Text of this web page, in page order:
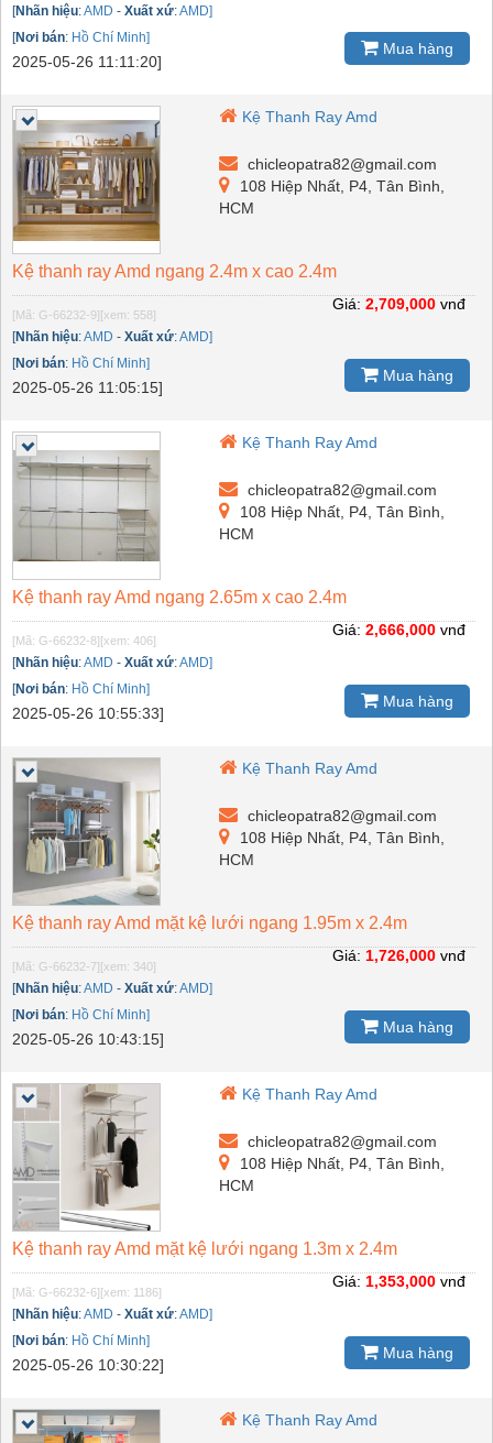
[Nhãn hiệu:AMD - Xuất xứ:AMD]
[Nơi bán: Hồ Chí Minh]
2025-05-26 11:11:20]
Mua hàng
Kệ Thanh Ray Amd
chicleopatra82@gmail.com
108 Hiệp Nhất, P4, Tân Bình,
HCM
Kệ thanh ray Amd ngang 2.4m x cao 2.4m
[Mã: G-66232-9] [xem: 558]
[Nhãn hiệu:AMD - Xuất xứ:AMD]
[Nơi bán: Hồ Chí Minh]
2025-05-26 11:05:15]
Giá: 2,709,000 vnđ
Mua hàng
Kệ Thanh Ray Amd
chicleopatra82@gmail.com
108 Hiệp Nhất, P4, Tân Bình,
HCM
Kệ thanh ray Amd ngang 2.65m x cao 2.4m
[Mã: G-66232-8] [xem: 406]
[Nhãn hiệu:AMD - Xuất xứ:AMD]
[Nơi bán: Hồ Chí Minh]
2025-05-26 10:55:33]
Giá: 2,666,000 vnđ
Mua hàng
Kệ Thanh Ray Amd
chicleopatra82@gmail.com
108 Hiệp Nhất, P4, Tân Bình,
HCM
Kệ thanh ray Amd mặt kệ lưới ngang 1.95m x 2.4m
[Mã: G-66232-7] [xem: 340]
[Nhãn hiệu:AMD - Xuất xứ:AMD]
[Nơi bán: Hồ Chí Minh]
2025-05-26 10:43:15]
Giá: 1,726,000 vnđ
Mua hàng
Kệ Thanh Ray Amd
chicleopatra82@gmail.com
108 Hiệp Nhất, P4, Tân Bình,
HCM
Kệ thanh ray Amd mặt kệ lưới ngang 1.3m x 2.4m
[Mã: G-66232-6] [xem: 1186]
[Nhãn hiệu:AMD - Xuất xứ:AMD]
[Nơi bán: Hồ Chí Minh]
2025-05-26 10:30:22]
Giá: 1,353,000 vnđ
Mua hàng
Kệ Thanh Ray Amd